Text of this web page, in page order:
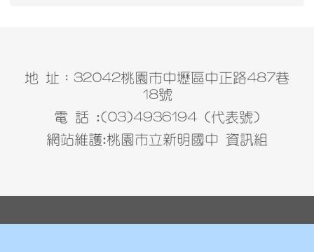
地 址：32042桃園市中壢區中正路487巷
18號
電 話 :(03)4936194 (代表號)
網站維護:桃園市立新明國中 資訊組